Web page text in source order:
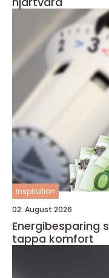
inspiration
02. August 2026
Energibesparing sänk kostnaderna utan att
tappa komfort